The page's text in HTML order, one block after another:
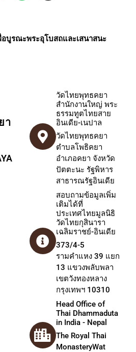
บูรณะพระอุโบสถและเสนาสนะ
า
วัดไทยพุทธคยา
สำนักงานใหญ่ พระ
ธรรมทูตไทยสาย
อินเดีย-เนปาล
วัดไทยพุทธคยา
ตำบลโพธิคยา
อำเภอคยา จังหวัด
ปัตตะนะ รัฐพิหาร
สาธารณรัฐอินเดีย
สอบถามข้อมูลเพิ่ม
เติมได้ที่
ประเทศไทยมูลนิธิ
วัดไทยกุสินารา
เฉลิมราชย์-อินเดีย
373/4-5
รามคำแหง 39 แยก
13 แขวงพลับพลา
เขตวังทองหลาง
กรุงเทพฯ 10310
Head Office of
Thai Dhammaduta
in India - Nepal
The Royal Thai
MonasteryWat